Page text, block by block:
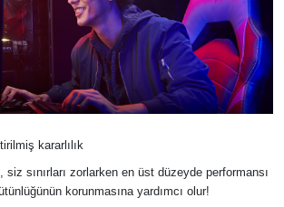
kararlılık
sınırları zorlarken en üst düzeyde performansı
korunmasına yardımcı olur!